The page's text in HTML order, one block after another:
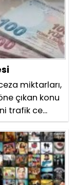
miktarları,
çıkan konu
trafik ce...